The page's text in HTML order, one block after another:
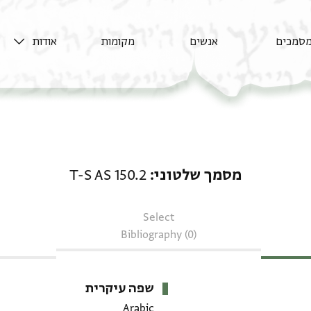
מסמכים אנשים מקומות אודות
מסמך שלטוני T-S AS 150.2
Select
Bibliography (0)
שפה עיקרית